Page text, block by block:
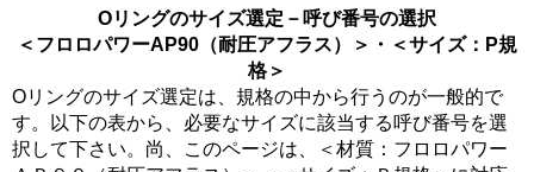
Oリングのサイズ選定－呼び番号の選択
＜フロロパワーAP90（耐圧アフラス）＞・＜サイズ：P規
格＞
Oリングのサイズ選定は、規格の中から行うのが一般的で
す。以下の表から、必要なサイズに該当する呼び番号を選
択して下さい。尚、このページは、＜材質：フロロパワー